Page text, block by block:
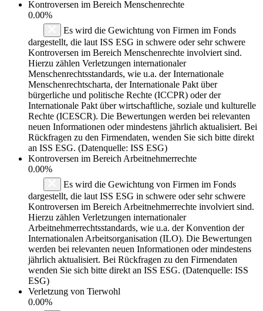
Kontroversen im Bereich Menschenrechte
0.00%
Es wird die Gewichtung von Firmen im Fonds
dargestellt, die laut ISS ESG in schwere oder sehr schwere
Kontroversen im Bereich Menschenrechte involviert sind.
Hierzu zählen Verletzungen internationaler
Menschenrechtsstandards, wie u.a. der Internationale
Menschenrechtscharta, der Internationale Pakt über
bürgerliche und politische Rechte (ICCPR) oder der
Internationale Pakt über wirtschaftliche, soziale und kulturelle
Rechte (ICESCR). Die Bewertungen werden bei relevanten
neuen Informationen oder mindestens jährlich aktualisiert. Bei
Rückfragen zu den Firmendaten, wenden Sie sich bitte direkt
an ISS ESG. (Datenquelle: ISS ESG)
Kontroversen im Bereich Arbeitnehmerrechte
0.00%
Es wird die Gewichtung von Firmen im Fonds
dargestellt, die laut ISS ESG in schwere oder sehr schwere
Kontroversen im Bereich Arbeitnehmerrechte involviert sind.
Hierzu zählen Verletzungen internationaler
Arbeitnehmerrechtsstandards, wie u.a. der Konvention der
Internationalen Arbeitsorganisation (ILO). Die Bewertungen
werden bei relevanten neuen Informationen oder mindestens
jährlich aktualisiert. Bei Rückfragen zu den Firmendaten
wenden Sie sich bitte direkt an ISS ESG. (Datenquelle: ISS
ESG)
Verletzung von Tierwohl
0.00%